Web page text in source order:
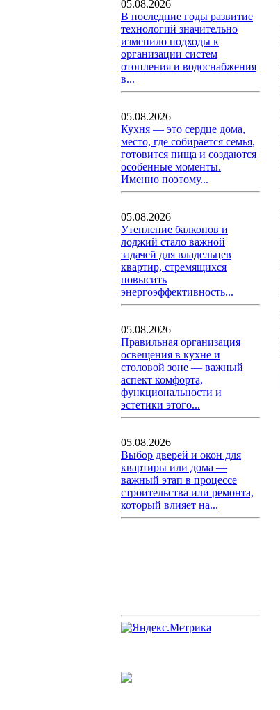
05.08.2026
В последние годы развитие
технологий значительно
изменило подходы к
организации систем
отопления и водоснабжения
в...
05.08.2026
Кухня — это сердце дома,
место, где собирается семья,
готовится пища и создаются
особенные моменты.
Именно поэтому...
05.08.2026
Утепление балконов и
лоджий стало важной
задачей для владельцев
квартир, стремящихся
повысить
энергоэффективность...
05.08.2026
Правильная организация
освещения в кухне и
столовой зоне — важный
аспект комфорта,
функциональности и
эстетики этого...
05.08.2026
Выбор дверей и окон для
квартиры или дома —
важный этап в процессе
строительства или ремонта,
который влияет на...